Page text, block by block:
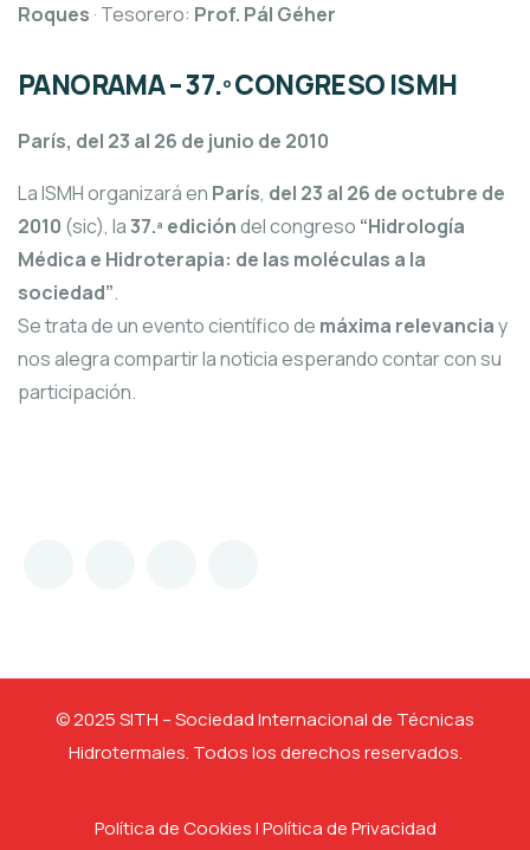
Roques · Tesorero: Prof. Pál Géher
PANORAMA – 37.º CONGRESO ISMH
París, del 23 al 26 de junio de 2010
La ISMH organizará en París, del 23 al 26 de octubre de
2010 (sic), la37.ª edicióndel congreso “Hidrología
Médica e Hidroterapia: de las moléculas a la
sociedad”.
Se trata de un evento científico de máxima relevanciay
nos alegra compartir la noticia esperando contar con su
participación.
© 2025 SITH – Sociedad Internacional de Técnicas
Hidrotermales. Todos los derechos reservados.
Política de CookiesIPolítica de Privacidad